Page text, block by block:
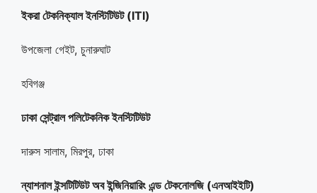
ইকরা টেকনিক্যাল ইনস্টিটিউট (ITI)
উপজেলা গেইট, চুনারুঘাট
হবিগঞ্জ
ঢাকা সেন্ট্রাল পলিটেকনিক ইনস্টিটিউট
দারুস সালাম, মিরপুর, ঢাকা
ন্যাশনাল ইন্সটিটিউট অব ইন্জিনিয়ারিং এন্ড টেকনোলজি (এনআইইটি)